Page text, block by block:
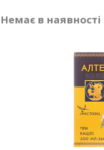
Немає в наявності